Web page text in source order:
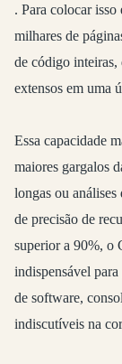
. Para colocar
milhares de
de código inteiras,
extensos em uma
Essa capacidade
maiores gargalos
longas ou
de precisão de
superior a 90%, o
indispensável
de software,
indiscutíveis na